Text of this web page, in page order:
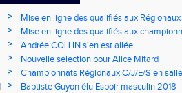
>
Mise en ligne des qualifiés aux
>
Mise en ligne des qualifiés aux
>
Andrée COLLIN s'en est allée
>
Nouvelle sélection pour Alice Mitard
>
Championnats Régionaux C/J/E/S en
mercredi à 9h00
>
Baptiste Guyon élu Espoir masculin 2018